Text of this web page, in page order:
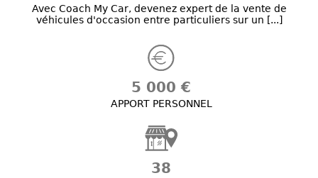
Avec Coach My Car, devenez expert de la vente de
véhicules d'occasion entre particuliers sur un [...]
5 000 €
APPORT PERSONNEL
38